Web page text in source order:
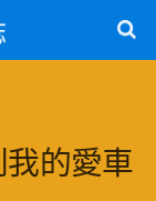
的愛車